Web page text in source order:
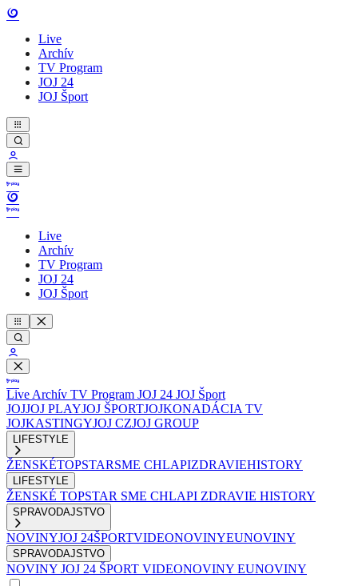
Live
Archív
TV Program
JOJ 24
JOJ Šport
Live
Archív
TV Program
JOJ 24
JOJ Šport
Live Archív TV Program JOJ 24 JOJ Šport
JOJJOJ PLAYJOJ ŠPORTJOJKONADÁCIA TV
JOJKASTINGYJOJ CZJOJ GROUP
LIFESTYLE
ŽENSKÉTOPSTARSME CHLAPIZDRAVIEHISTORY
LIFESTYLE
ŽENSKÉ TOPSTAR SME CHLAPI ZDRAVIE HISTORY
SPRAVODAJSTVO
NOVINYJOJ 24ŠPORTVIDEONOVINYEUNOVINY
SPRAVODAJSTVO
NOVINY JOJ 24 ŠPORT VIDEONOVINY EUNOVINY